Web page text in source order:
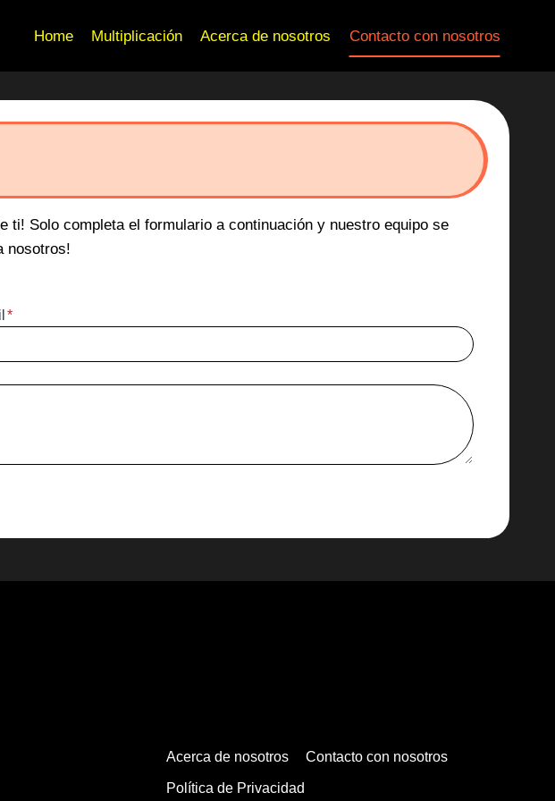
Home Multiplicación Acerca de nosotros Contacto con nosotros
ti! Solo completa el formulario a continuación y nuestro equipo se
nosotros!
*
Acerca de nosotros Contacto con nosotros
Política de Privacidad